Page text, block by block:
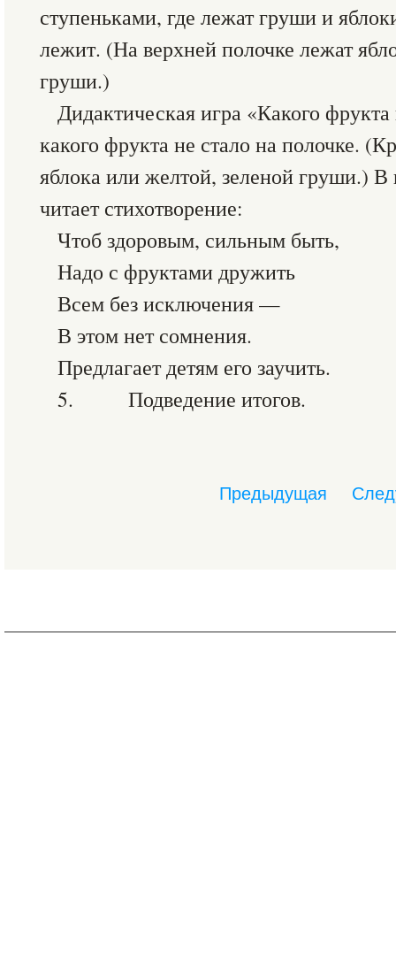
ступеньками, где лежат груши и
лежит. (На верхней полочке лежат
груши.)
Дидактическая игра «Какого
какого фрукта не стало на полочке.
яблока или желтой, зеленой груши.) В
читает стихотворение:
Чтоб здоровым, сильным быть,
Надо с фруктами дружить
Всем без исключения —
В этом нет сомнения.
Предлагает детям его заучить.
5. Подведение итогов.
Предыдущая